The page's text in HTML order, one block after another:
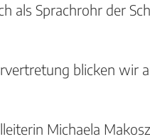
als Sprachrohr der
blicken wir
Michaela Makosz